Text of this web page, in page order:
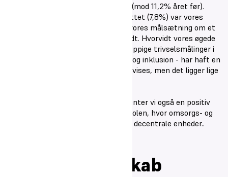
I 2021/22 havde vi et frafald på 6,9% (mod 11,2% året før).
Vurderet i forhold til landsgennemsnittet (7,8%) var vores
frafaldsprocent ikke katastrofal, og vores målsætning om et
mindre frafald end året før blev opfyldt. Hvorvidt vores øgede
fokus på fastholdelse - med korte, hyppige trivselsmålinger i
grundforløbet og indsatser for trivsel og inklusion - har haft en
gavnlig effekt, kan naturligvis ikke bevises, men det ligger lige
Ud over at indsatser fastholdes, forventer vi også en positiv
effekt af den nye struktur for kostskolen, hvor omsorgs- og
støttearbejdet bygges op om mindre, decentrale enheder..
læringsfællesskab